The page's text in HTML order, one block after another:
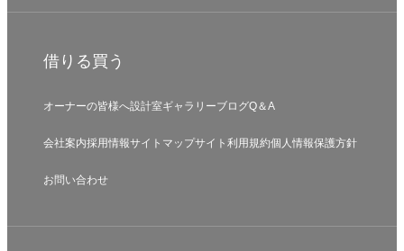
借りる 買う
オーナーの皆様へ設計室ギャラリーブログQ＆A
会社案内採用情報サイトマップサイト利用規約個人情報保護方針
お問い合わせ